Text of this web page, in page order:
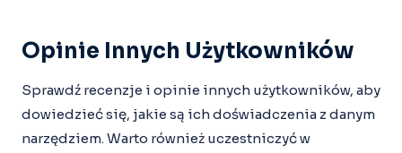
Opinie Innych Użytkowników
Sprawdź recenzje i opinie innych użytkowników, aby
dowiedzieć się, jakie są ich doświadczenia z danym
narzędziem. Warto również uczestniczyć w